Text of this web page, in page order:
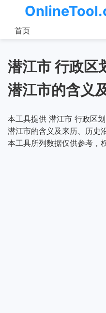
首页
潜江市的含义
本工具提供 潜江市 行政区
潜江市的含义及来历、历史
本工具所列数据仅供参考，